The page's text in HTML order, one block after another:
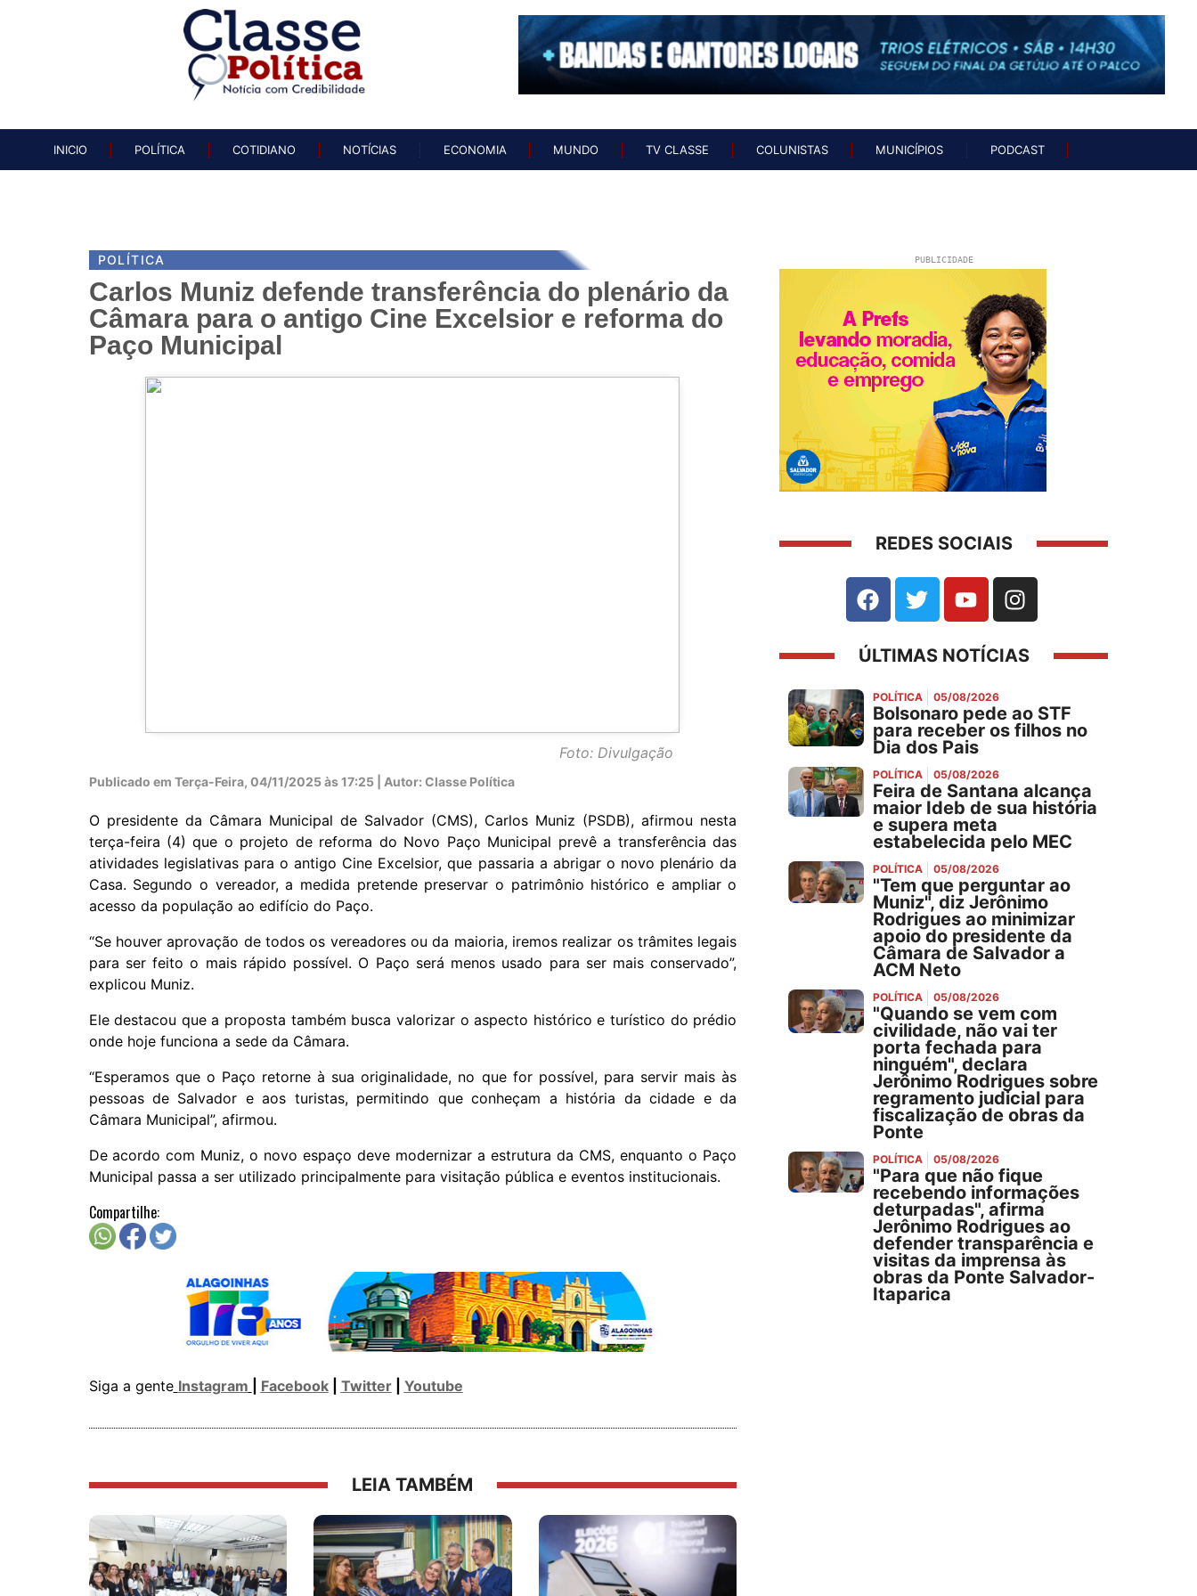
INICIO
POLÍTICA COTIDIANO NOTÍCIAS ECONOMIA MUNDO TV CLASSE COLUNISTAS MUNICÍPIOS PODCAST
POLÍTICA
Carlos Muniz defende transferência do plenário da
Câmara para o antigo Cine Excelsior e reforma do
Paço Municipal
Foto: Divulgação
Publicado em Terça-Feira, 04/11/2025 às 17:25 | Autor: Classe Política
O presidente da Câmara Municipal de Salvador (CMS), Carlos Muniz (PSDB), afirmou nesta
terça-feira (4) que o projeto de reforma do Novo Paço Municipal prevê a transferência das
atividades legislativas para o antigo Cine Excelsior, que passaria a abrigar o novo plenário da
Casa. Segundo o vereador, a medida pretende preservar o patrimônio histórico e ampliar o
acesso da população ao edifício do Paço.
“Se houver aprovação de todos os vereadores ou da maioria, iremos realizar os trâmites legais
para ser feito o mais rápido possível. O Paço será menos usado para ser mais conservado”,
explicou Muniz.
Ele destacou que a proposta também busca valorizar o aspecto histórico e turístico do prédio
onde hoje funciona a sede da Câmara.
“Esperamos que o Paço retorne à sua originalidade, no que for possível, para servir mais às
pessoas de Salvador e aos turistas, permitindo que conheçam a história da cidade e da
Câmara Municipal”, afirmou.
De acordo com Muniz, o novo espaço deve modernizar a estrutura da CMS, enquanto o Paço
Municipal passa a ser utilizado principalmente para visitação pública e eventos institucionais.
Compartilhe:
Siga a gente Instagram Facebook| Twitter| Youtube
LEIA TAMBÉM
PUBLICIDADE
REDES SOCIAIS
ÚLTIMAS NOTÍCIAS
POLÍTICA 05/08/2026
Bolsonaro pede ao STF
para receber os filhos no
Dia dos Pais
POLÍTICA 05/08/2026
Feira de Santana alcança
maior Ideb de sua história
e supera meta
estabelecida pelo MEC
POLÍTICA 05/08/2026
"Tem que perguntar ao
Muniz", diz Jerônimo
Rodrigues ao minimizar
apoio do presidente da
Câmara de Salvador a
ACM Neto
POLÍTICA 05/08/2026
"Quando se vem com
civilidade, não vai ter
porta fechada para
ninguém", declara
Jerônimo Rodrigues sobre
regramento judicial para
fiscalização de obras da
Ponte
POLÍTICA 05/08/2026
"Para que não fique
recebendo informações
deturpadas", afirma
Jerônimo Rodrigues ao
defender transparência e
visitas da imprensa às
obras da Ponte Salvador-
Itaparica